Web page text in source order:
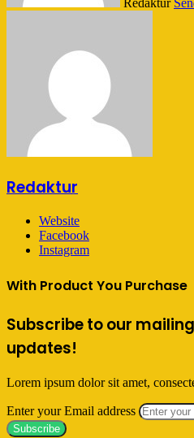
Redaktur
Website
Facebook
Instagram
With Product You Purchase
Subscribe to our
updates!
Lorem ipsum dolor sit amet,
Enter your Email address